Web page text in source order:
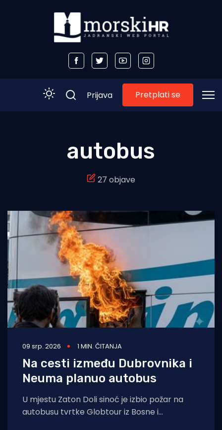
Otoci
Turizam i nautika
Ribolov
Ekologija
Tradicija i kultura
Prijava Pretplati se
autobus
27 objave
09 srp. 2026 1 MIN. ČITANJA
Na cesti između Dubrovnika i
Neuma planuo autobus
U mjestu Zaton Doli sinoć je izbio požar na
autobusu tvrtke Globtour iz Bosne i